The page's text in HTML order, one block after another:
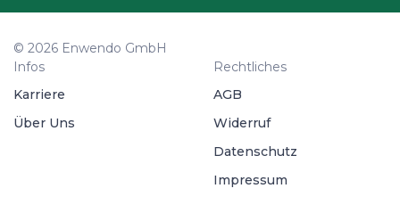
© 2026 Enwendo GmbH
Infos
Karriere
Über Uns
Rechtliches
AGB
Widerruf
Datenschutz
Impressum